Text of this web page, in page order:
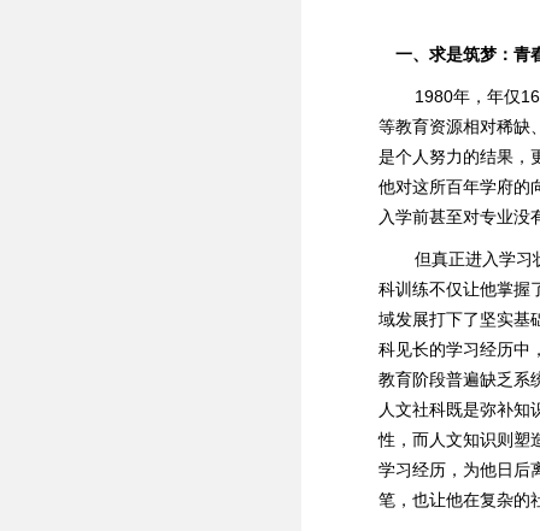
一、求是筑梦：青
1980年，年仅16
等教育资源相对稀缺
是个人努力的结果，
他对这所百年学府的
入学前甚至对专业没
但真正进入学习
科训练不仅让他掌握
域发展打下了坚实基
科见长的学习经历中
教育阶段普遍缺乏系
人文社科既是弥补知
性，而人文知识则塑
学习经历，为他日后
笔，也让他在复杂的